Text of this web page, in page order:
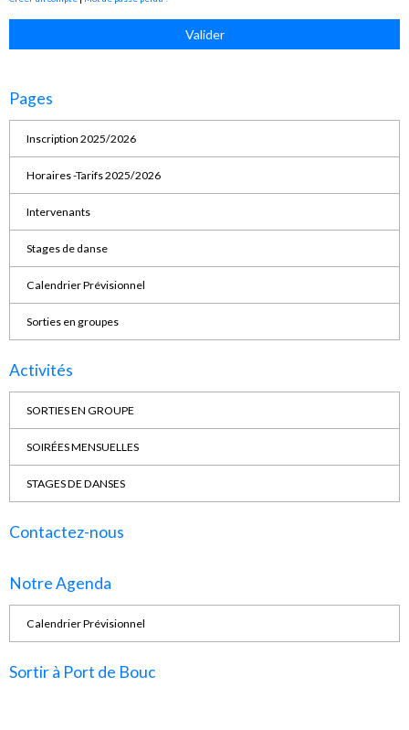
Valider
Pages
Inscription 2025/2026
Horaires -Tarifs 2025/2026
Intervenants
Stages de danse
Calendrier Prévisionnel
Sorties en groupes
Activités
SORTIES EN GROUPE
SOIRÉES MENSUELLES
STAGES DE DANSES
Contactez-nous
Notre Agenda
Calendrier Prévisionnel
Sortir à Port de Bouc